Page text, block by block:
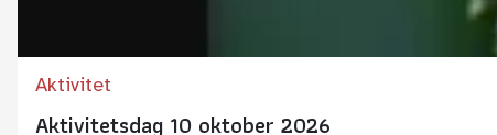
Aktivitet
Aktivitetsdag 10 oktober 2026